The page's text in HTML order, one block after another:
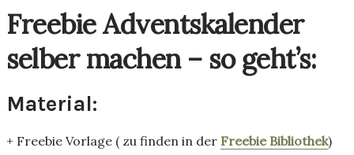
Freebie Adventskalender
selber machen – so geht’s:
Material:
+ Freebie Vorlage ( zu finden in der Freebie Bibliothek)